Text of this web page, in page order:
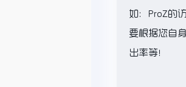
如：ProZ的
要根据您自
出率等！